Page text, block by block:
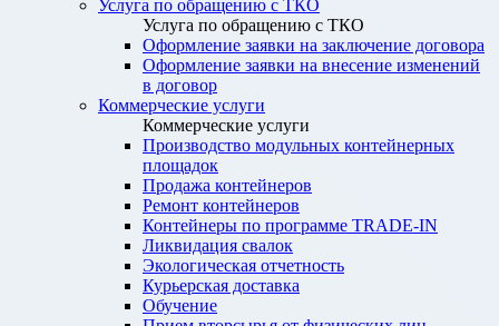
Услуга по обращению с ТКО
Услуга по обращению с ТКО
Оформление заявки на заключение договора
Оформление заявки на внесение изменений
в договор
Коммерческие услуги
Коммерческие услуги
Производство модульных контейнерных
площадок
Продажа контейнеров
Ремонт контейнеров
Контейнеры по программе TRADE-IN
Ликвидация свалок
Экологическая отчетность
Курьерская доставка
Обучение